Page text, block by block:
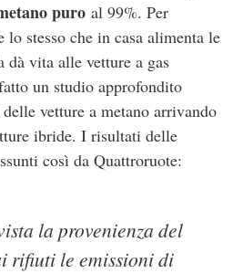
puro al 99%. Per
lo stesso che in casa alimenta le
dà vita alle vetture a gas
un studio approfondito
vetture a metano arrivando
ibride. I risultati delle
così da Quattroruote:
la provenienza del
rifiuti le emissioni di